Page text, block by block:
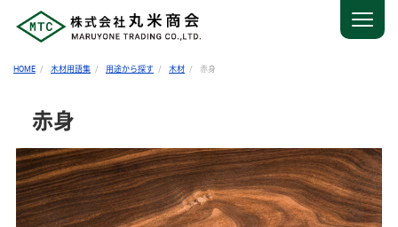
HOME 木材用語集 用途から探す 木材 赤身
赤身